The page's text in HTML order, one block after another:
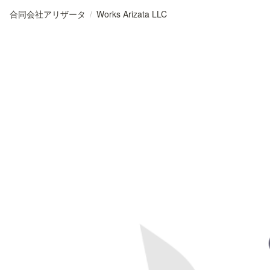
合同会社アリザータ / Works Arizata LLC